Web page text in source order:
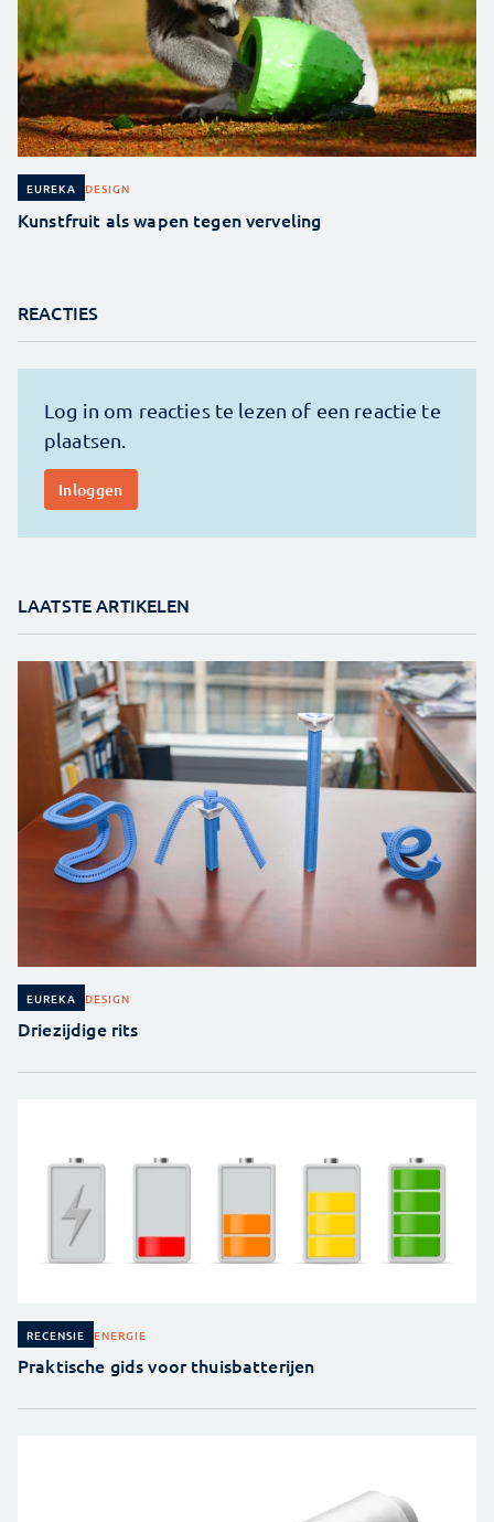
EUREKA DESIGN
Kunstfruit als wapen tegen verveling
REACTIES
LAATSTE ARTIKELEN
EUREKA DESIGN
Driezijdige rits
RECENSIE ENERGIE
Praktische gids voor thuisbatterijen